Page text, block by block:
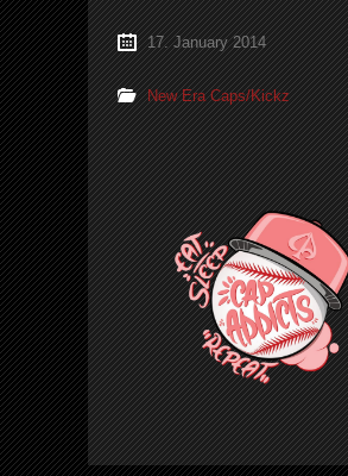
17. January 2014
New Era Caps/Kickz